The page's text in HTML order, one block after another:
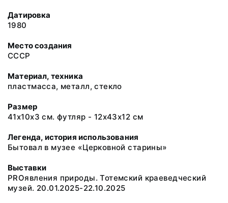
Датировка
1980
Место создания
СССР
Материал, техника
пластмасса, металл, стекло
Размер
41х10х3 см. футляр - 12х43х12 см
Легенда, история использования
Бытовал в музее «Церковной старины»
Выставки
PROявления природы. Тотемский краеведческий
музей. 20.01.2025-22.10.2025